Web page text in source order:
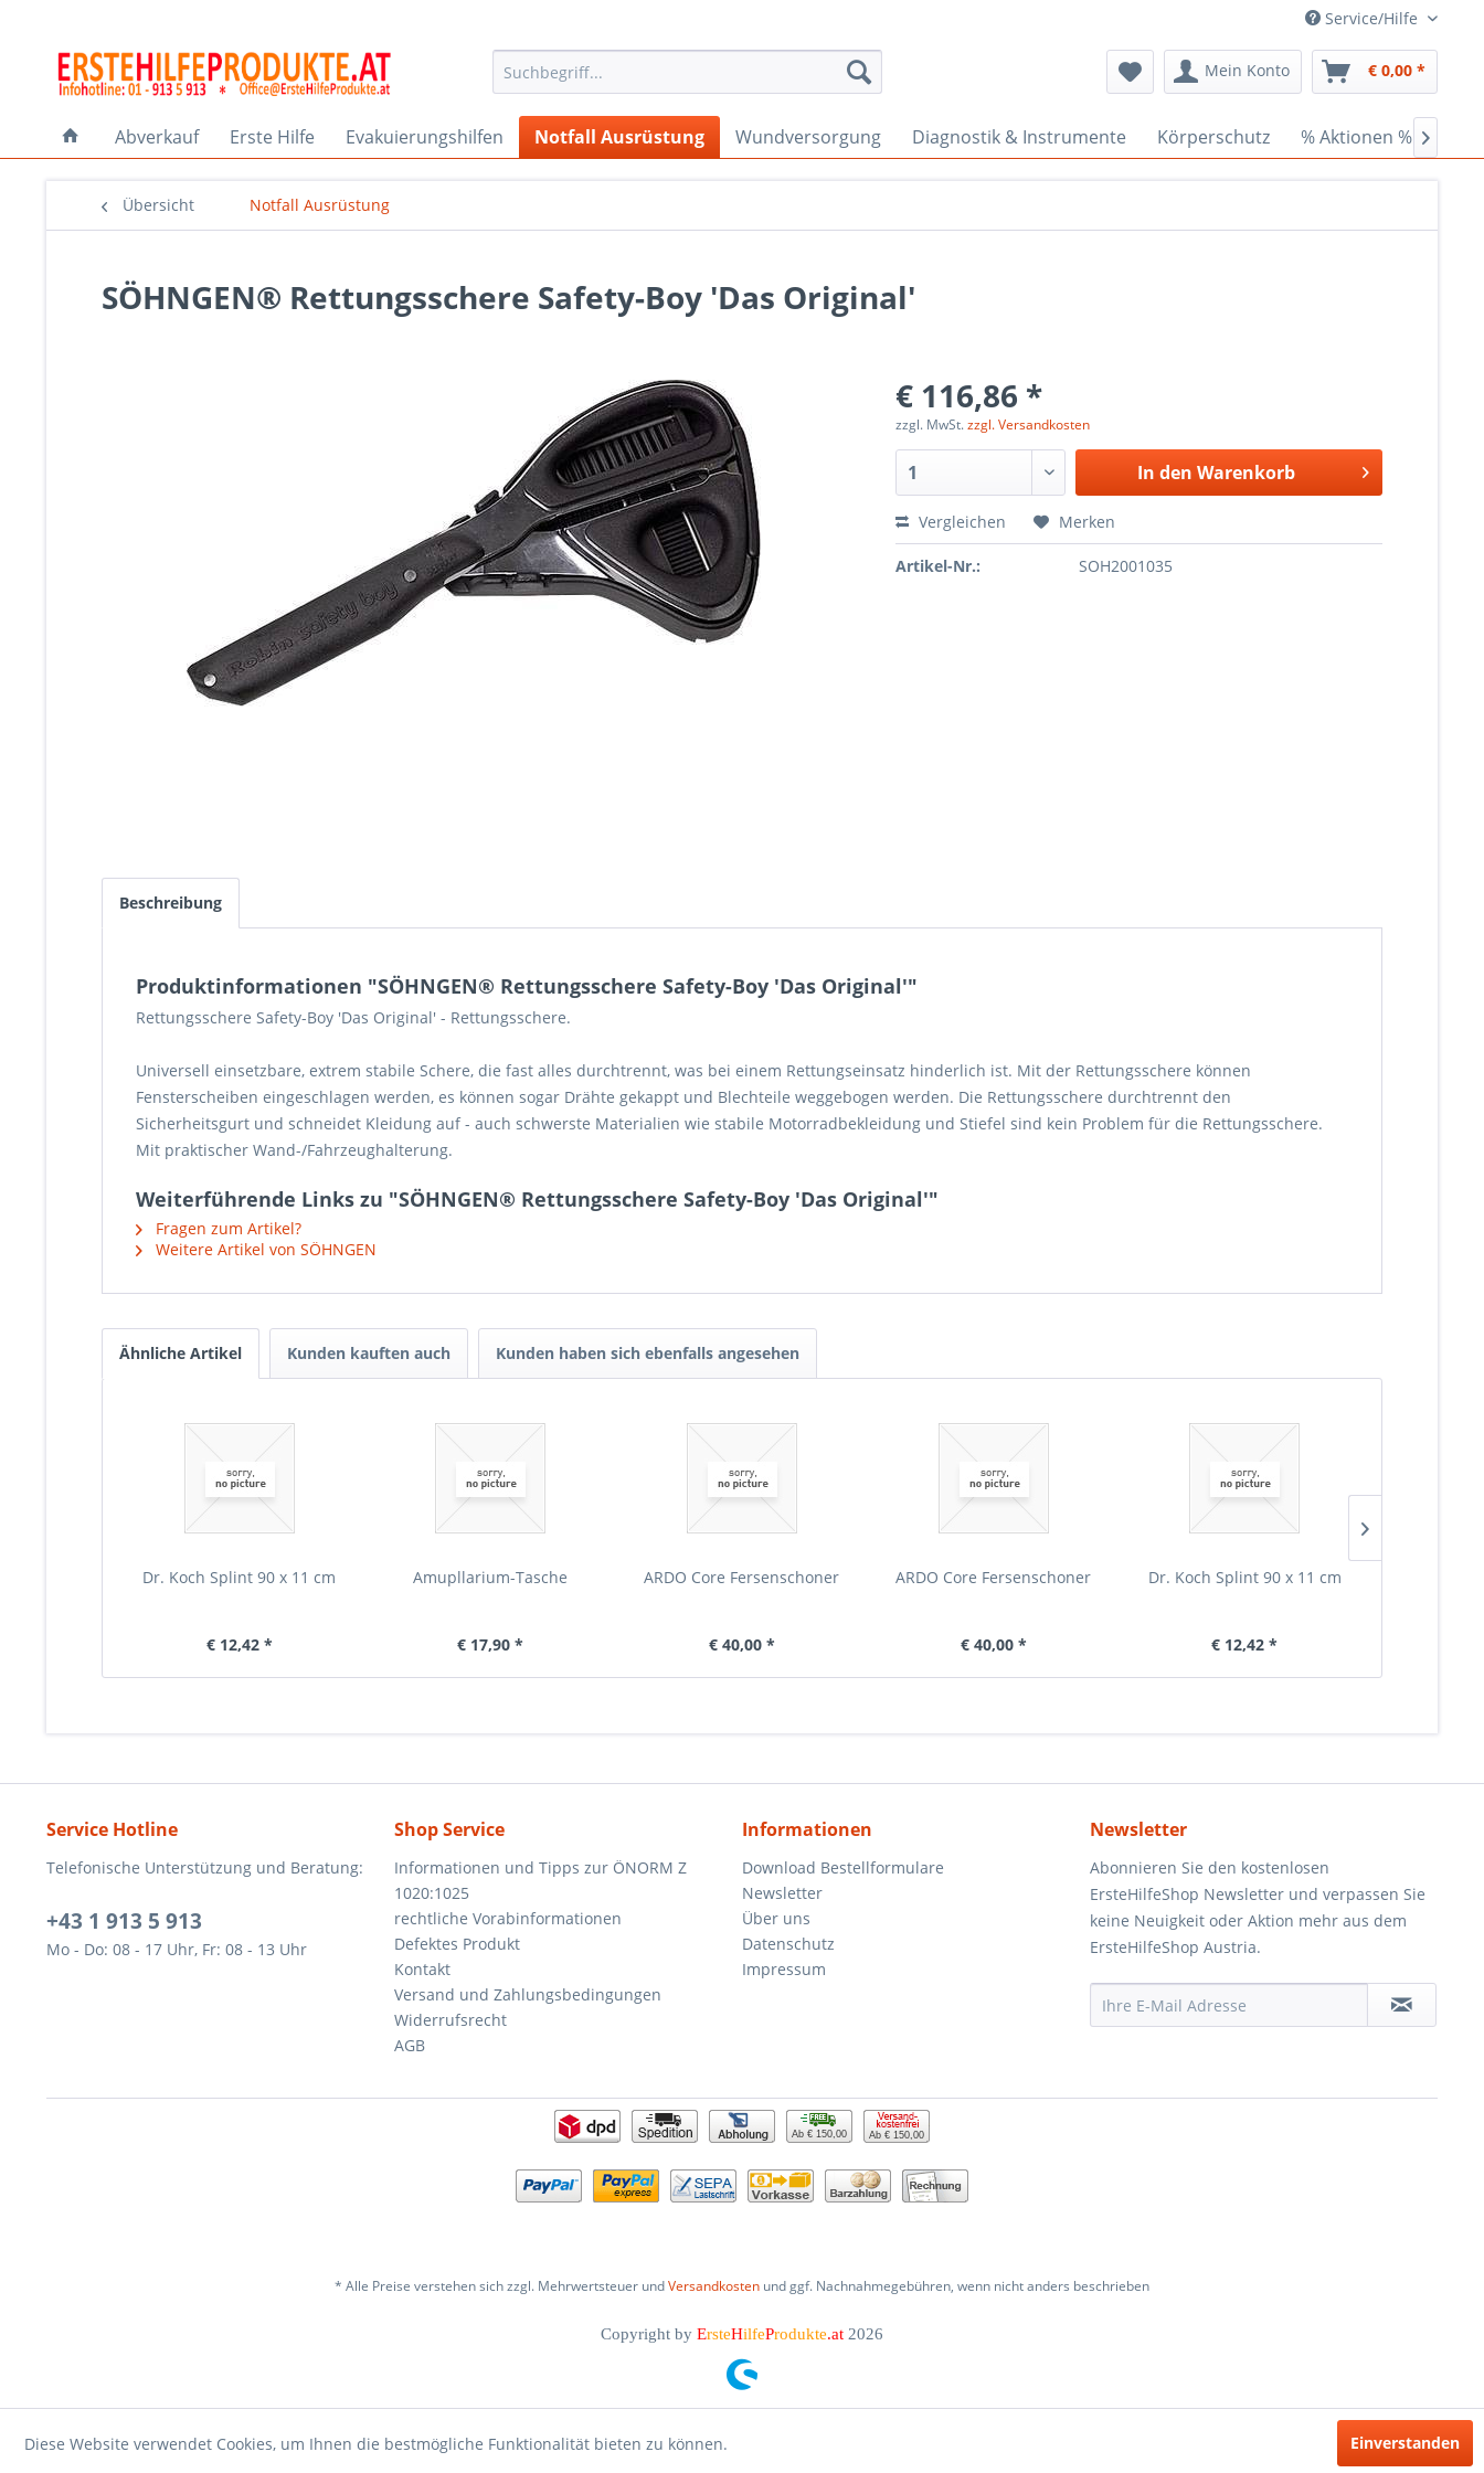
Service/Hilfe
Mein Konto € 0,00 *
Abverkauf Erste Hilfe Evakuierungshilfen Notfall Ausrüstung Wundversorgung Diagnostik & Instrumente Körperschutz % Aktionen % 
Übersicht Notfall Ausrüstung
SÖHNGEN® Rettungsschere Safety-Boy 'Das Original'
€ 116,86 *
zzgl. MwSt.zzgl. Versandkosten
In den Warenkorb
Vergleichen Merken
Artikel-Nr.: SOH2001035
Beschreibung
Produktinformationen "SÖHNGEN® Rettungsschere Safety-Boy 'Das Original'"
Rettungsschere Safety-Boy 'Das Original' - Rettungsschere.
Universell einsetzbare, extrem stabile Schere, die fast alles durchtrennt, was bei einem Rettungseinsatz hinderlich ist. Mit der Rettungsschere können
Fensterscheiben eingeschlagen werden, es können sogar Drähte gekappt und Blechteile weggebogen werden. Die Rettungsschere durchtrennt den
Sicherheitsgurt und schneidet Kleidung auf - auch schwerste Materialien wie stabile Motorradbekleidung und Stiefel sind kein Problem für die Rettungsschere.
Mit praktischer Wand-/Fahrzeughalterung.
Weiterführende Links zu "SÖHNGEN® Rettungsschere Safety-Boy 'Das Original'"
Fragen zum Artikel?
Weitere Artikel von SÖHNGEN
Ähnliche Artikel Kunden kauften auch Kunden haben sich ebenfalls angesehen
Dr. Koch Splint 90 x 11 cm
€ 12,42 *
Amupllarium-Tasche
€ 17,90 *
ARDO Core Fersenschoner
€ 40,00 *
ARDO Core Fersenschoner
€ 40,00 *
Dr. Koch Splint 90 x 11 cm
€ 12,42 *
Service Hotline
Telefonische Unterstützung und Beratung:
+43 1 913 5 913
Mo - Do: 08 - 17 Uhr, Fr: 08 - 13 Uhr
Shop Service
Informationen und Tipps zur ÖNORM Z
1020:1025
rechtliche Vorabinformationen
Defektes Produkt
Kontakt
Versand und Zahlungsbedingungen
Widerrufsrecht
AGB
Informationen
Download Bestellformulare
Newsletter
Über uns
Datenschutz
Impressum
Newsletter
Abonnieren Sie den kostenlosen
ErsteHilfeShop Newsletter und verpassen Sie
keine Neuigkeit oder Aktion mehr aus dem
ErsteHilfeShop Austria.
Ab € 150,00 Ab € 150,00
* Alle Preise verstehen sich zzgl. Mehrwertsteuer undVersandkosten und ggf. Nachnahmegebühren, wenn nicht anders beschrieben
Copyright by ErsteHilfeProdukte.at 2026
Diese Website verwendet Cookies, um Ihnen die bestmögliche Funktionalität bieten zu können. Einverstanden